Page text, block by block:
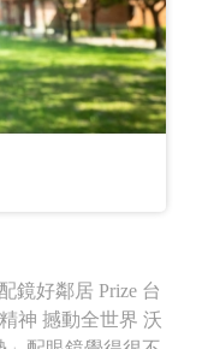
鏡好鄰居 Prize 台
神 撼動全世界 沃